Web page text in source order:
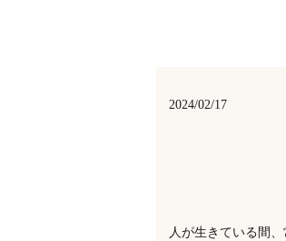
2024/02/17
人が生きている間